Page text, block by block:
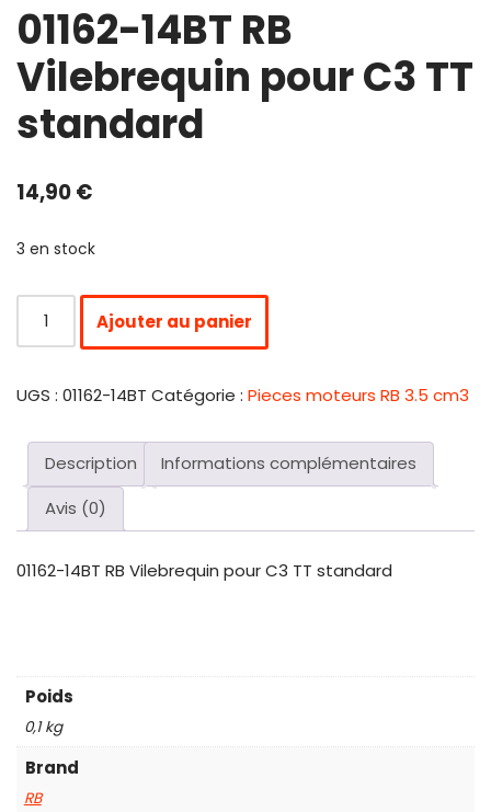
01162-14BT RB
Vilebrequin pour C3 TT
standard
14,90€
3 en stock
Ajouter au panier
UGS : 01162-14BT Catégorie : Pieces moteurs RB 3.5 cm3
Description
Informations complémentaires
Avis (0)
01162-14BT RB Vilebrequin pour C3 TT standard
Poids
0,1 kg
Brand
RB